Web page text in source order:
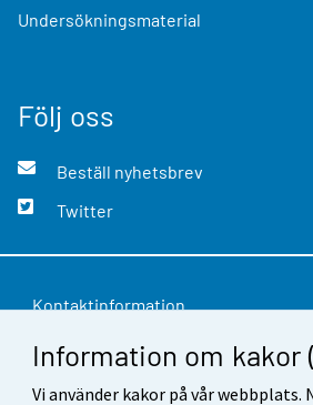
Information om kakor
Vi använder kakor på vår webbplats.
Undersökningsmaterial
Följ oss
Beställ nyhetsbrev
Twitter
Kontaktinformation
Respons
Användarvillkor